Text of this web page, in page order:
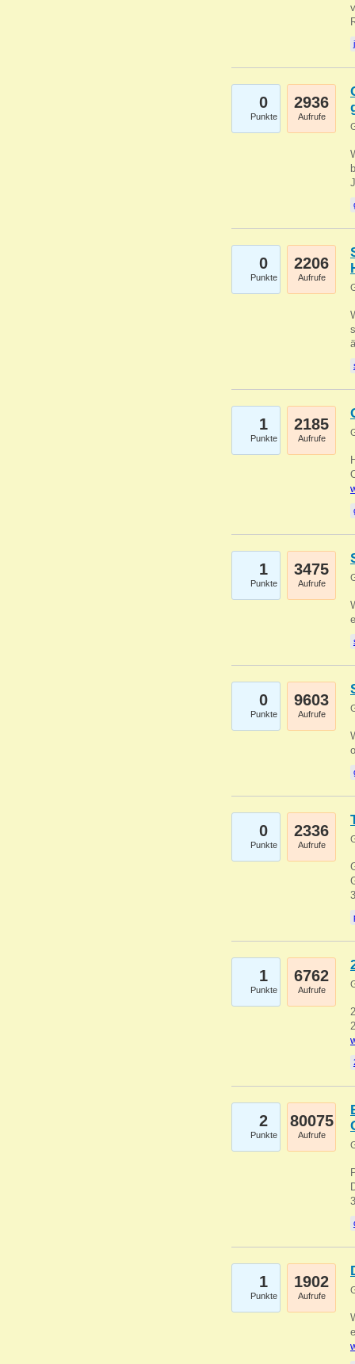
0
Punkte
2936
Aufrufe
0
Punkte
2206
Aufrufe
1
Punkte
2185
Aufrufe
1
Punkte
3475
Aufrufe
0
Punkte
9603
Aufrufe
0
Punkte
2336
Aufrufe
1
Punkte
6762
Aufrufe
2
Punkte
80075
Aufrufe
1
Punkte
1902
Aufrufe